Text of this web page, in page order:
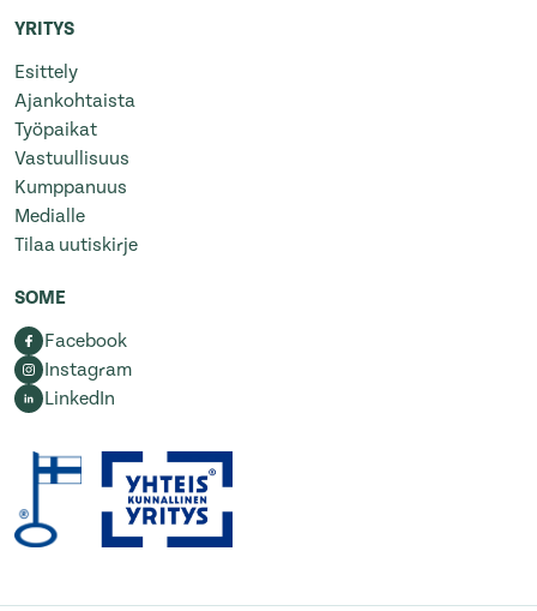
YRITYS
Esittely
Ajankohtaista
Työpaikat
Vastuullisuus
Kumppanuus
Medialle
Tilaa uutiskirje
SOME
Facebook
Instagram
LinkedIn